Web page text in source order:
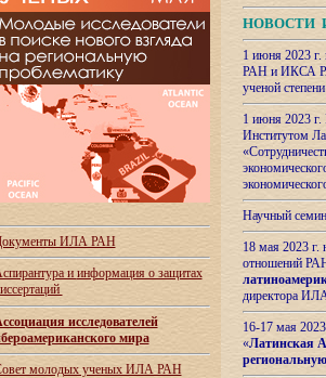
ИЛА РАН
и информация о защитах
исследователей
мира
молодых ученых ИЛА РАН
НОВОСТИ
1 июня 2023
РАН и ИКСА
ученой
1 июня 2023
Институтом
Научный
18 мая 2023
отношений
директора
16-17 мая
«Латинская